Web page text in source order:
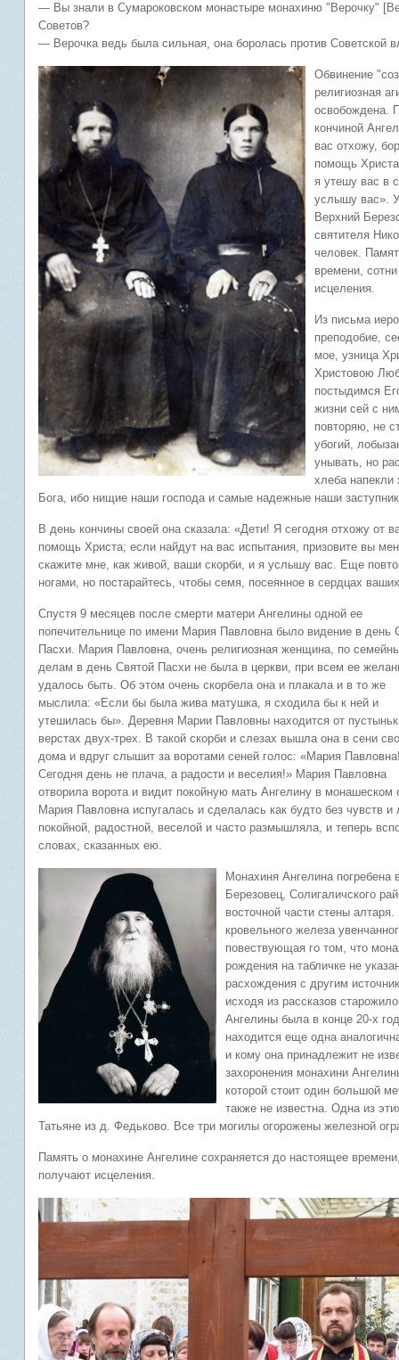
— Вы знали в Сумароковском монастыре монахиню "Верочку"
Советов?
— Верочка ведь была сильная, она боролась против Советской
Обвинение
религиозная
освобождена.
кончиной
вас отхожу,
помощь
я утешу вас в
услышу вас».
Верхний
святителя
человек.
времени,
исцеления.
Из письма
преподобие,
мое, узница
Христовою
постыдимся
жизни сей с
повторяю, не
убогий,
унывать, но
хлеба
Бога, ибо нищие наши господа и самые надежные наши
В день кончины своей она сказала: «Дети! Я сегодня отхожу от
помощь Христа; если найдут на вас испытания, призовите вы
скажите мне, как живой, ваши скорби, и я услышу вас. Еще
ногами, но постарайтесь, чтобы семя, посеянное в сердцах
Спустя 9 месяцев после смерти матери Ангелины одной ее
попечительнице по имени Мария Павловна было видение в день
Пасхи. Мария Павловна, очень религиозная женщина, по
делам в день Святой Пасхи не была в церкви, при всем ее
удалось быть. Об этом очень скорбела она и плакала и в то же
мыслила: «Если бы была жива матушка, я сходила бы к ней и
утешилась бы». Деревня Марии Павловны находится от
верстах двух-трех. В такой скорби и слезах вышла она в сени
дома и вдруг слышит за воротами сеней голос: «Мария
Сегодня день не плача, а радости и веселия!» Мария Павловна
отворила ворота и видит покойную мать Ангелину в
Мария Павловна испугалась и сделалась как будто без чувств
покойной, радостной, веселой и часто размышляла, и теперь
словах, сказанных ею.
Монахиня Ангелина
Березовец, Солигаличского
восточной части стены
кровельного железа
повествующая го том, что
рождения на табличке не
расхождения с другим
исходя из рассказов
Ангелины была в конце 20-х
находится еще одна
и кому она принадлежит не
захоронения монахини
которой стоит один большой
также не известна. Одна из
Татьяне из д. Федьково. Все три могилы огорожены железной
Память о монахине Ангелине сохраняется до настоящее
получают исцеления.